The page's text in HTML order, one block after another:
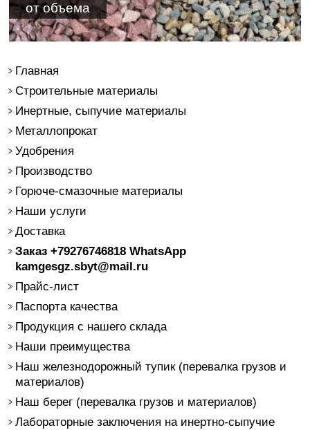
от объема
Главная
Строительные материалы
Инертные, сыпучие материалы
Металлопрокат
Удобрения
Производство
Горюче-смазочные материалы
Наши услуги
Доставка
Заказ +79276746818 WhatsApp
kamgesgz.sbyt@mail.ru
Прайс-лист
Паспорта качества
Продукция с нашего склада
Наши преимущества
Наш железнодорожный тупик (перевалка грузов и
материалов)
Наш берег (перевалка грузов и материалов)
Лабораторные заключения на инертно-сыпучие